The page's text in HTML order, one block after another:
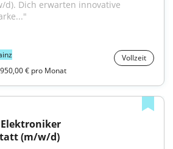
d). Dich erwarten innovative
Vollzeit
€ pro Monat
(m/w/d)